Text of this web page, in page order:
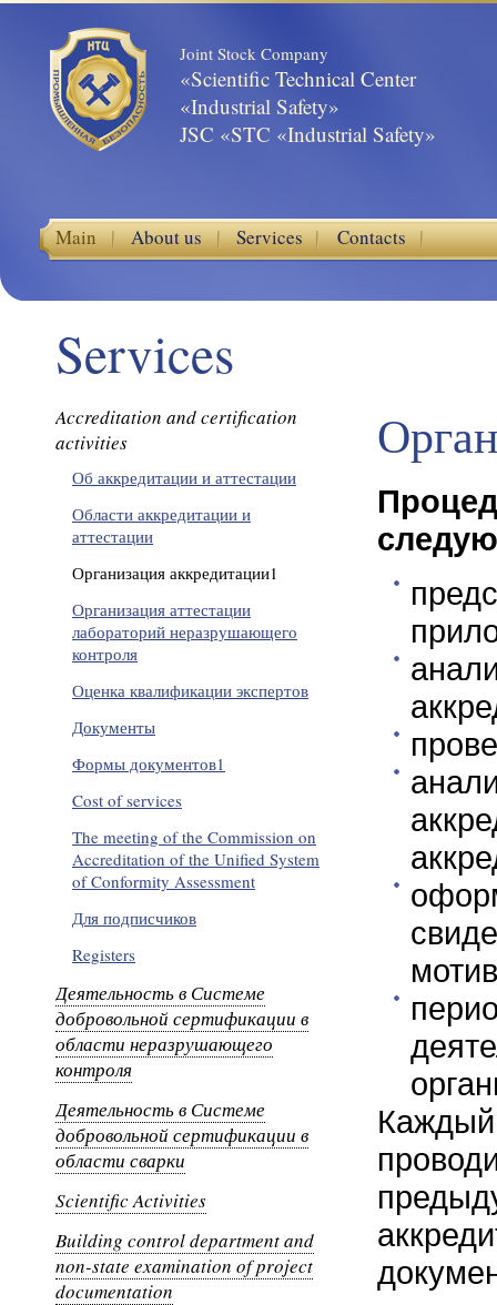
Joint Stock Company
«Scientific Technical Center
«Industrial Safety»
JSC «STC «Industrial Safety»
Main About us Services Contacts
Services
Accreditation and certification
activities
Об аккредитации и аттестации
Области аккредитации и
аттестации
Организация аккредитации1
Организация аттестации
лабораторий неразрушающего
контроля
Оценка квалификации экспертов
Документы
Формы документов1
Cost of services
The meeting of the Commission on
Accreditation of the Unified System
of Conformity Assessment
Для подписчиков
Registers
Деятельность в Системе
добровольной сертификации в
области неразрушающего
контроля
Деятельность в Системе
добровольной сертификации в
области сварки
Scientific Activities
Building control department and
non-state examination of project
documentation